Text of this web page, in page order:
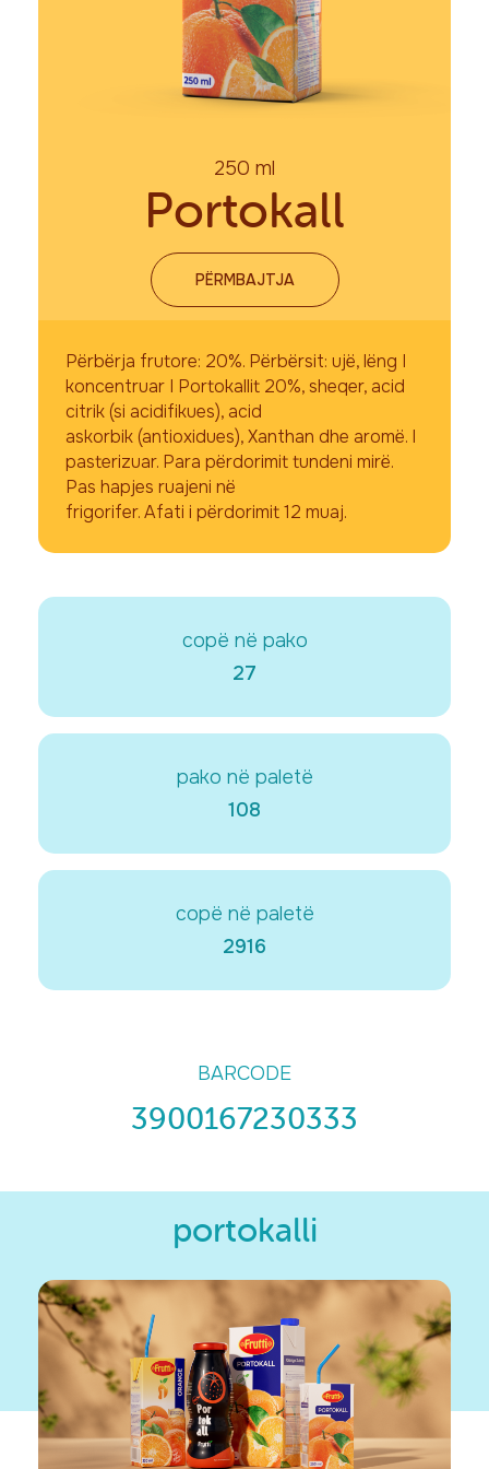
250 ml
Portokall
PËRMBAJTJA
Përbërja frutore: 20%. Përbërsit: ujë, lëng I
koncentruar I Portokallit 20%, sheqer, acid
citrik (si acidifikues), acid
askorbik (antioxidues), Xanthan dhe aromë. I
pasterizuar. Para përdorimit tundeni mirë.
Pas hapjes ruajeni në
frigorifer. Afati i përdorimit 12 muaj.
copë në pako
27
pako në paletë
108
copë në paletë
2916
BARCODE
3900167230333
portokalli